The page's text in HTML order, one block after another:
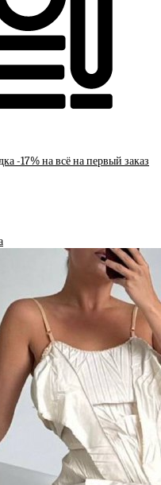
-17% на всё на первый заказ